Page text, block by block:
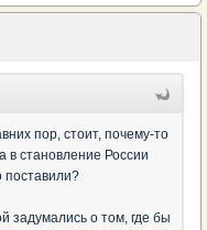
пор, стоит, почему-то
в становление России
поставили?
задумались о том, где бы